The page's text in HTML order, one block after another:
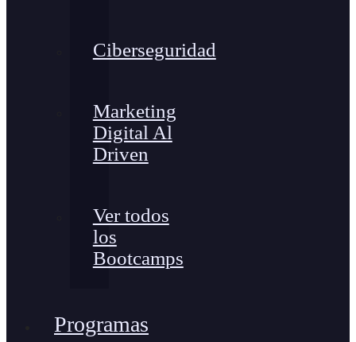
Ciberseguridad
Marketing
Digital Al
Driven
Ver todos
los
Bootcamps
Programas